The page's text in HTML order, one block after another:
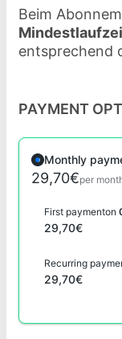
Beim
entsprechend
PAYMENT
Monthly
29,70€per
First paymenton
29,70€
Recurring
29,70€